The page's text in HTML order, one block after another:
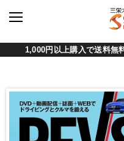
1,000円以上購入で送料